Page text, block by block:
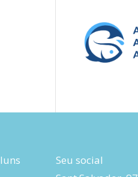
Seu social